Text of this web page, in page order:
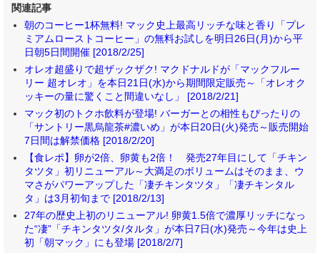
関連記事
朝のコーヒー1杯無料! マック史上最高リッチな味と香り「プレ
ミアムローストコーヒー」の無料お試しを明日26日(月)から平
日朝5日間開催 [2018/2/25]
オレオ超盛りで超ザックザク! マクドナルドが「マックフルー
リー 超オレオ」を本日21日(水)から期間限定販売～「オレオク
ッキーの量に驚くこと間違いなし」 [2018/2/21]
マック初のトクホ飲料が登場! バーガーとの相性もぴったりの
「サントリー黒烏龍茶#濃いめ」が本日20日(火)発売～販売開始
7日間は解禁価格 [2018/2/20]
【食レポ】卵が2倍、卵黄も2倍！ 発売27年目にして「チキン
タツタ」初リニューアル～大満足のボリュームはそのまま、ウ
マさがパワーアップした「凄チキンタツタ」「凄チキンタル
タ」は3月初旬まで [2018/2/13]
27年の歴史上初のリニューアル! 卵黄1.5倍で濃厚リッチになっ
た“凄”「チキンタツタ/タルタ」が本日7日(水)発売～今年は史上
初「朝マック」にも登場 [2018/2/7]